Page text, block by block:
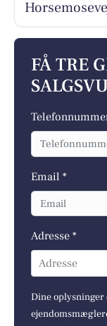
FÅ TRE
Email *
Adresse *
Adresse
Dine oplysninger